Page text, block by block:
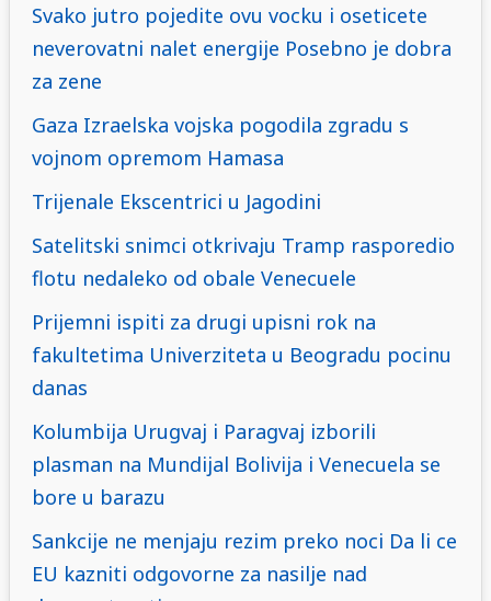
Svako jutro pojedite ovu vocku i oseticete
neverovatni nalet energije Posebno je dobra
za zene
Gaza Izraelska vojska pogodila zgradu s
vojnom opremom Hamasa
Trijenale Ekscentrici u Jagodini
Satelitski snimci otkrivaju Tramp rasporedio
flotu nedaleko od obale Venecuele
Prijemni ispiti za drugi upisni rok na
fakultetima Univerziteta u Beogradu pocinu
danas
Kolumbija Urugvaj i Paragvaj izborili
plasman na Mundijal Bolivija i Venecuela se
bore u barazu
Sankcije ne menjaju rezim preko noci Da li ce
EU kazniti odgovorne za nasilje nad